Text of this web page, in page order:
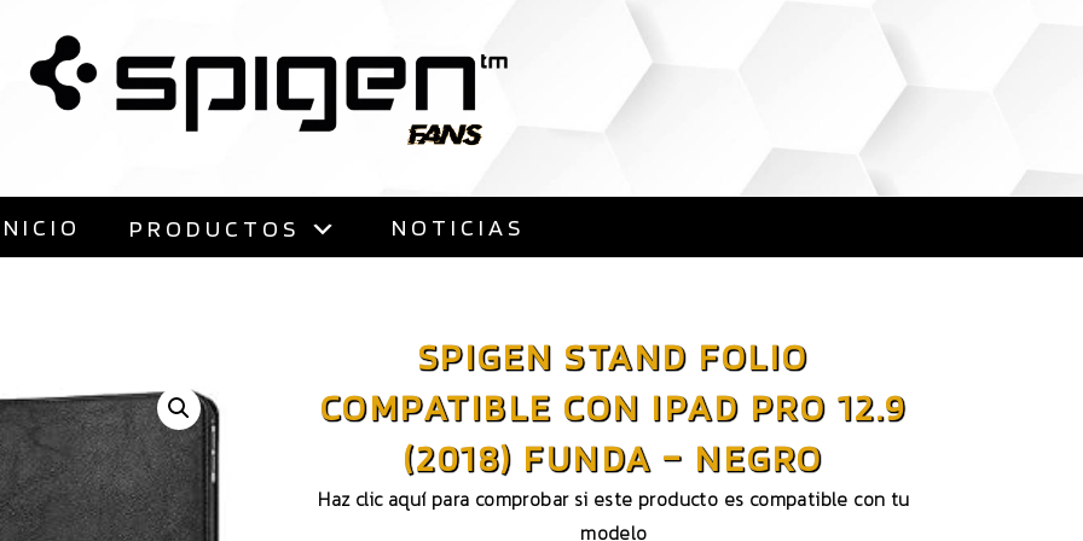
al
contenido
PRODUCTOS NOTICIAS
SPIGEN STAND FOLIO
COMPATIBLE CON IPAD PRO 12.9
(2018) FUNDA – NEGRO
Haz clic aquí para comprobar si este producto es compatible con tu
modelo